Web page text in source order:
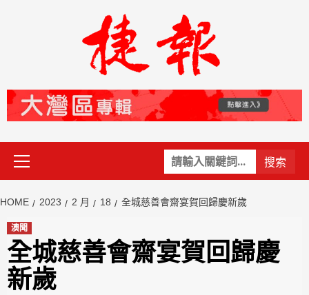
關
鍵
Primary
Menu
HOME 2023 2 月 18 全城慈善會齋宴賀回歸慶新歲
澳聞
全城慈善會齋宴賀回歸慶
新歲